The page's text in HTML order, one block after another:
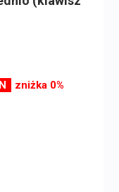
zniżka 0%